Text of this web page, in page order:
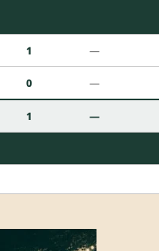
1 —
0 —
1 —